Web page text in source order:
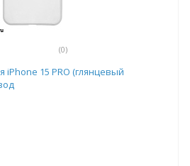
(0)
iPhone 15 PRO (глянцевый